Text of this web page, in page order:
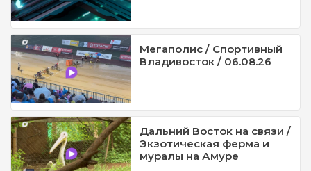
Мегаполис / Спортивный
Владивосток / 06.08.26
Дальний Восток на связи /
Экзотическая ферма и
муралы на Амуре